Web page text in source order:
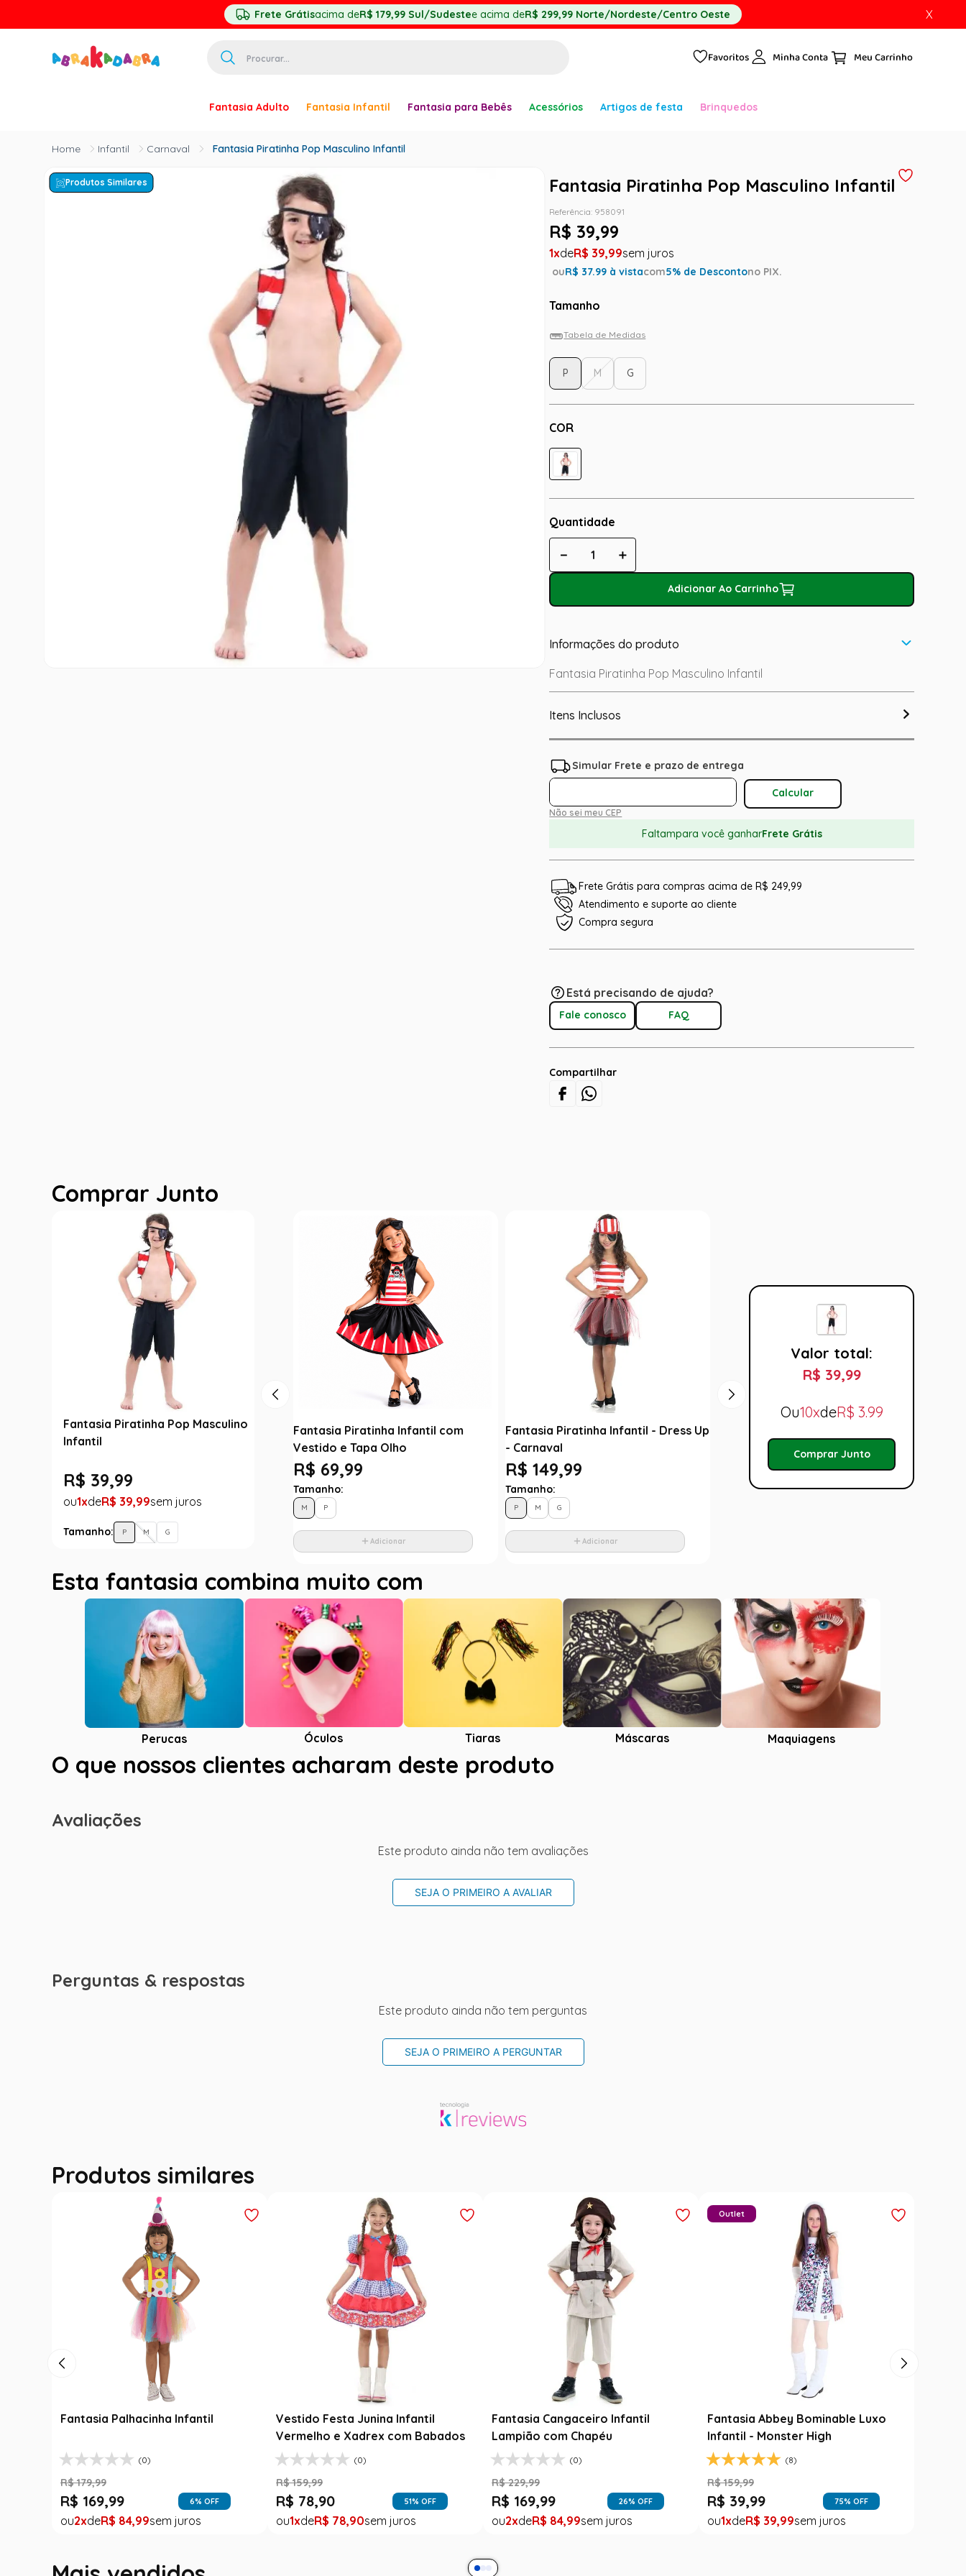
Frete Grátisacima deR$ 179,99 Sul/Sudestee acima deR$ 299,99 Norte/Nordeste/Centro Oeste X
Favoritos Minha Conta
Fantasia Adulto Fantasia Infantil Fantasia para Bebês Acessórios Artigos de festa Brinquedos
Infantil Carnaval Fantasia Piratinha Pop Masculino Infantil
Produtos Similares Fantasia Piratinha Pop Masculino Infantil
Referência: 958091
R$ 39,99
1 R$ 39,99
ouR$ 37.99 à vistacom5% de Descontono PIX.
Tamanho
Tabela de Medidas
COR
P M G
Quantidade
＋
－
Adicionar Ao Carrinho
Informações do produto
Fantasia Piratinha Pop Masculino Infantil
Itens Inclusos
Não sei meu CEP
Calcular O Frete
Faltampara você ganharFrete Grátis
Frete Grátis para compras acima de R$ 249,99
Atendimento e suporte ao cliente
Compra segura
Está precisando de ajuda?
Fale conosco FAQ
Compartilhar
Comprar Junto
Fantasia Piratinha Pop Masculino
Infantil
R$ 39,99
1 R$ 39,99
Tamanho: P M G
Fantasia Piratinha Infantil com
Vestido e Tapa Olho
R$ 69,99
Tamanho:
M P
Adicionar
Fantasia Piratinha Infantil - Dress Up
- Carnaval
R$ 149,99
Tamanho:
P M G
Adicionar
Valor total:
R$ 39,99
Ou10xdeR$ 3.99
Comprar Junto
Esta fantasia combina muito com
Perucas Óculos Tiaras Máscaras Maquiagens
O que nossos clientes acharam deste produto
Avaliações
Este produto ainda não tem avaliações
SEJA O PRIMEIRO A AVALIAR
Perguntas & respostas
Este produto ainda não tem perguntas
SEJA O PRIMEIRO A PERGUNTAR
Produtos similares
Fantasia Palhacinha Infantil
(0)
R$ 179,99
R$ 169,99 6% OFF
2 R$ 84,99
Vestido Festa Junina Infantil
Vermelho e Xadrex com Babados
(0)
R$ 159,99
R$ 78,90 51% OFF
1 R$ 78,90
Fantasia Cangaceiro Infantil
Lampião com Chapéu
(0)
R$ 229,99
R$ 169,99 26% OFF
2 R$ 84,99
Fantasia Abbey Bominable Luxo
Infantil - Monster High
(8)
Outlet
R$ 159,99
R$ 39,99 75% OFF
1 R$ 39,99
2º
princesa
palhaço
mascara
paquita
7º
harry potter
8º
kpop
10º